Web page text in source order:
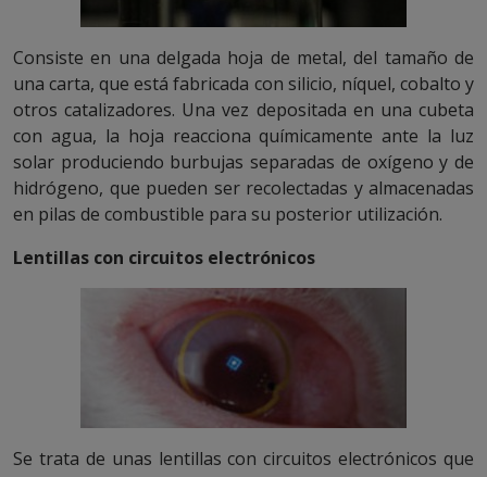
Consiste en una delgada hoja de metal, del tamaño de
una carta, que está fabricada con silicio, níquel, cobalto y
otros catalizadores. Una vez depositada en una cubeta
con agua, la hoja reacciona químicamente ante la luz
solar produciendo burbujas separadas de oxígeno y de
hidrógeno, que pueden ser recolectadas y almacenadas
en pilas de combustible para su posterior utilización.
Lentillas con circuitos electrónicos
Se trata de unas lentillas con circuitos electrónicos que